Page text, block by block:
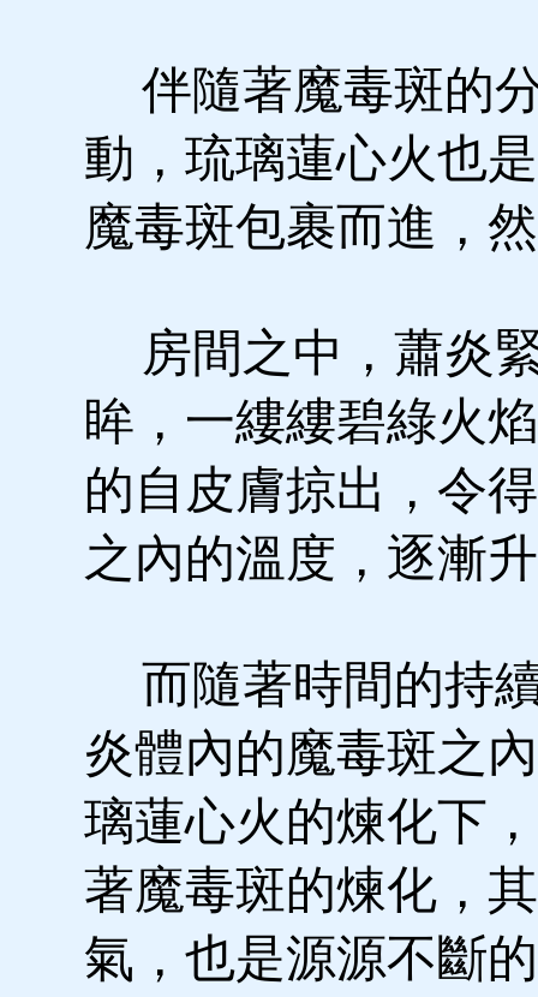
伴隨著魔毒斑的
動，琉璃蓮心火也
魔毒斑包裹而進，
房間之中，蕭炎
眸，一縷縷碧綠火
的自皮膚掠出，令
之內的溫度，逐漸
而隨著時間的持
炎體內的魔毒斑之
璃蓮心火的煉化下
著魔毒斑的煉化，
氣，也是源源不斷